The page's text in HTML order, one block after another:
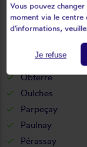
Néons-sur-
Neuillay-les-
Neuvy-saint-
Nohant-vic
Obterre
Oulches
Parpeçay
Paulnay
Pérassay
Vous pouvez
moment via le centre
d'informations,
Je refuse